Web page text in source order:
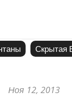
Скрытая
Ноя 12, 2013